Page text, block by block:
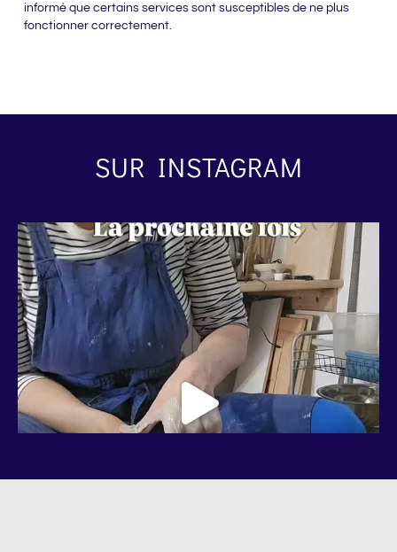
informé que certains services sont susceptibles de ne plus
fonctionner correctement.
SUR INSTAGRAM